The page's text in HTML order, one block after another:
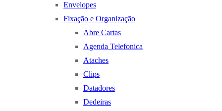
Envelopes
Fixação e Organização
Abre Cartas
Agenda Telefonica
Ataches
Clips
Datadores
Dedeiras